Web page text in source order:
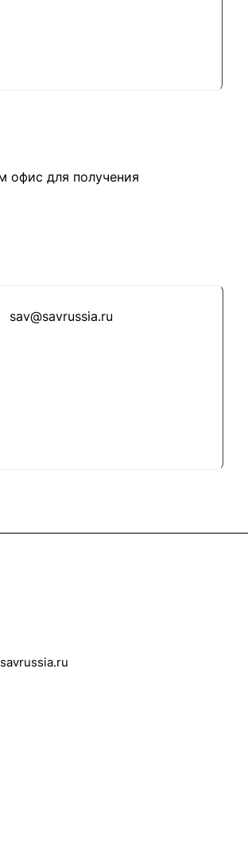
офис для получения
sav@savrussia.ru